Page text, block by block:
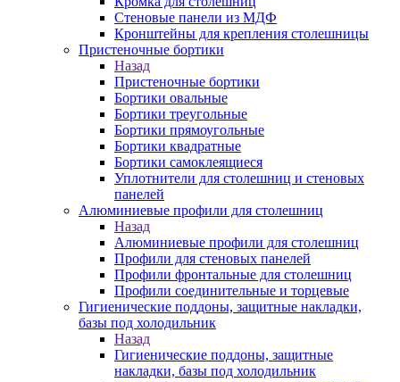
Стеновые панели из МДФ
Кронштейны для крепления столешницы
Пристеночные бортики
Назад
Пристеночные бортики
Бортики овальные
Бортики треугольные
Бортики прямоугольные
Бортики квадратные
Бортики самоклеящиеся
Уплотнители для столешниц и стеновых
панелей
Алюминиевые профили для столешниц
Назад
Алюминиевые профили для столешниц
Профили для стеновых панелей
Профили фронтальные для столешниц
Профили соединительные и торцевые
Гигиенические поддоны, защитные накладки,
базы под холодильник
Назад
Гигиенические поддоны, защитные
накладки, базы под холодильник